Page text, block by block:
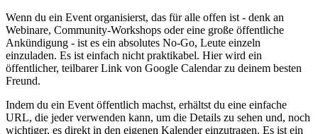
Wenn du ein Event organisierst, das für alle offen ist - denk an
Webinare, Community-Workshops oder eine große öffentliche
Ankündigung - ist es ein absolutes No-Go, Leute einzeln
einzuladen. Es ist einfach nicht praktikabel. Hier wird ein
öffentlicher, teilbarer Link von Google Calendar zu deinem besten
Freund.
Indem du ein Event öffentlich machst, erhältst du eine einfache
URL, die jeder verwenden kann, um die Details zu sehen und, noch
wichtiger, es direkt in den eigenen Kalender einzutragen. Es ist ein